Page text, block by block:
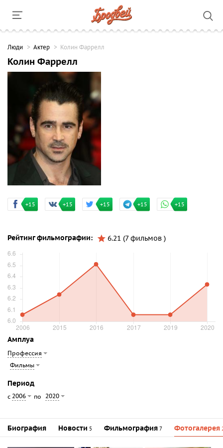
Люди Актер Колин Фаррелл
Колин Фаррелл
+15 +15 +15 +15 +15
Рейтинг фильмографии: 6.21 (7 фильмов )
Амплуа
Профессия
Фильмы
Период
с 2006 по 2020
Биография Новости 5 Фильмография 7 Фотогалерея